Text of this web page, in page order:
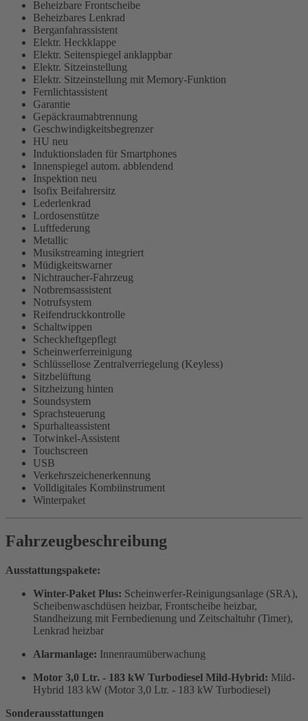
Beheizbare Frontscheibe
Beheizbares Lenkrad
Berganfahrassistent
Elektr. Heckklappe
Elektr. Seitenspiegel anklappbar
Elektr. Sitzeinstellung
Elektr. Sitzeinstellung mit Memory-Funktion
Fernlichtassistent
Garantie
Gepäckraumabtrennung
Geschwindigkeitsbegrenzer
HU neu
Induktionsladen für Smartphones
Innenspiegel autom. abblendend
Inspektion neu
Isofix Beifahrersitz
Lederlenkrad
Lordosenstütze
Luftfederung
Metallic
Musikstreaming integriert
Müdigkeitswarner
Nichtraucher-Fahrzeug
Notbremsassistent
Notrufsystem
Reifendruckkontrolle
Schaltwippen
Scheckheftgepflegt
Scheinwerferreinigung
Schlüssellose Zentralverriegelung (Keyless)
Sitzbelüftung
Sitzheizung hinten
Soundsystem
Sprachsteuerung
Spurhalteassistent
Totwinkel-Assistent
Touchscreen
USB
Verkehrszeichenerkennung
Volldigitales Kombiinstrument
Winterpaket
Fahrzeugbeschreibung
Ausstattungspakete:
Winter-Paket Plus: Scheinwerfer-Reinigungsanlage (SRA),
Scheibenwaschdüsen heizbar, Frontscheibe heizbar,
Standheizung mit Fernbedienung und Zeitschaltuhr (Timer),
Lenkrad heizbar
Alarmanlage: Innenraumüberwachung
Motor 3,0 Ltr. - 183 kW Turbodiesel Mild-Hybrid: Mild-
Hybrid 183 kW (Motor 3,0 Ltr. - 183 kW Turbodiesel)
Sonderausstattungen